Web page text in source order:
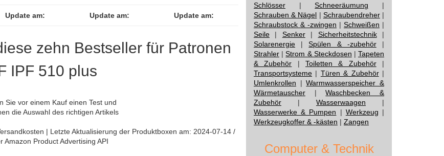
Update am: Update am: Update am:
zehn Bestseller für Patronen
IPF 510 plus
Sie vor einem Kauf einen Test und
die Auswahl des richtigen Artikels
| Letzte Aktualisierung der Produktboxen am: 2024-07-14 /
Product Advertising API
Schlösser |Schneeräumung |
Schrauben & Nägel | Schraubendreher|
Schraubstock & -zwingen | Schweißen |
Seile | Senker| Sicherheitstechnik|
Solarenergie |Spülen & -zubehör|
Strahler |Strom & Steckdosen |Tapeten
& Zubehör |Toiletten & Zubehör|
Transportsysteme | Türen & Zubehör|
Umlenkrollen |Warmwasserspeicher &
Wärmetauscher |Waschbecken &
Zubehör | Wasserwaagen |
Wasserwerke & Pumpen | Werkzeug |
Werkzeugkoffer & -kästen | Zangen
Computer & Technik